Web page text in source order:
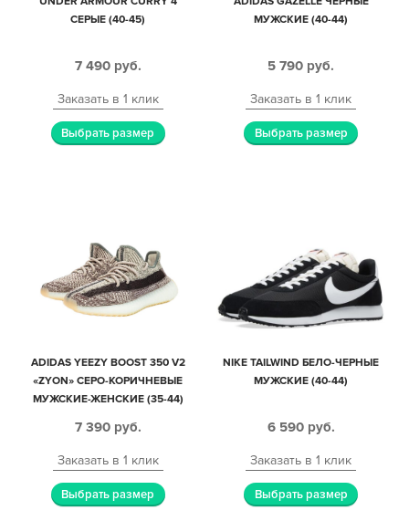
СЕРЫЕ (40-45)
7 490 руб.
Заказать в 1 клик
Выбрать размер
МУЖСКИЕ (40-44)
5 790 руб.
Заказать в 1 клик
Выбрать размер
ADIDAS YEEZY BOOST 350 V2
«ZYON» СЕРО-КОРИЧНЕВЫЕ
МУЖСКИЕ-ЖЕНСКИЕ (35-44)
7 390 руб.
Заказать в 1 клик
Выбрать размер
NIKE TAILWIND БЕЛО-ЧЕРНЫЕ
МУЖСКИЕ (40-44)
6 590 руб.
Заказать в 1 клик
Выбрать размер